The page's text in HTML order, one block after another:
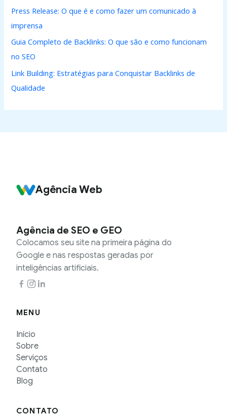
Press Release: O que é e como fazer um comunicado à
imprensa
Guia Completo de Backlinks: O que são e como funcionam
no SEO
Link Building: Estratégias para Conquistar Backlinks de
Qualidade
Agência Web
Agência de SEO e GEO
Colocamos seu site na primeira página do
Google e nas respostas geradas por
inteligências artificiais.
MENU
Início
Sobre
Serviços
Contato
Blog
CONTATO